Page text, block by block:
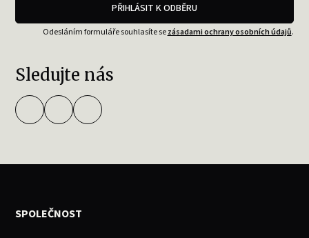
PŘIHLÁSIT K ODBĚRU
Odesláním formuláře souhlasíte sezásadami ochrany osobních údajů.
Sledujte nás
SPOLEČNOST